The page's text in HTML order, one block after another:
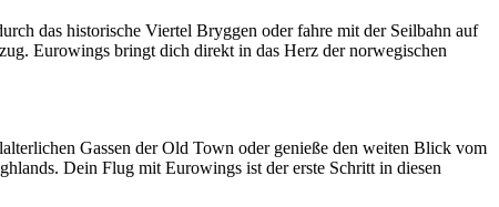
das historische Viertel Bryggen oder fahre mit der Seilbahn auf
Eurowings bringt dich direkt in das Herz der norwegischen
Gassen der Old Town oder genieße den weiten Blick vom
Dein Flug mit Eurowings ist der erste Schritt in diesen